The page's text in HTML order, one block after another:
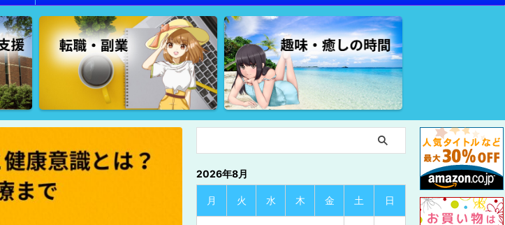
2026年8月
月 火 水 木 金 土 日